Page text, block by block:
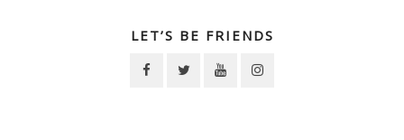
LET’S BE FRIENDS